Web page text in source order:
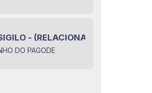
- (RELACIONAMENTO EM
DO PAGODE